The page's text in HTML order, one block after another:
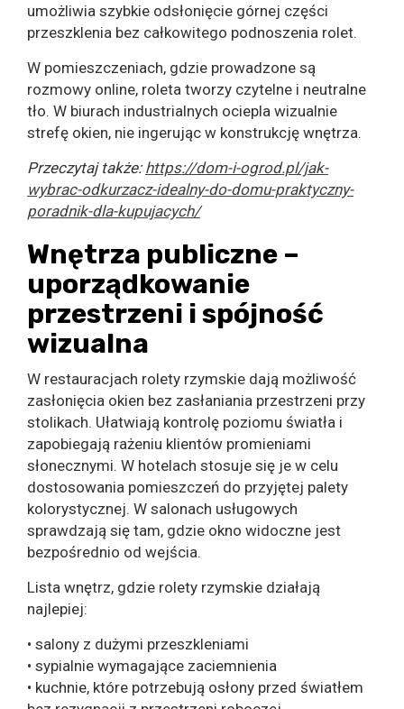
umożliwia szybkie odsłonięcie górnej części
przeszklenia bez całkowitego podnoszenia rolet.
W pomieszczeniach, gdzie prowadzone są
rozmowy online, roleta tworzy czytelne i neutralne
tło. W biurach industrialnych ociepla wizualnie
strefę okien, nie ingerując w konstrukcję wnętrza.
Przeczytaj także: https://dom-i-ogrod.pl/jak-
wybrac-odkurzacz-idealny-do-domu-praktyczny-
poradnik-dla-kupujacych/
Wnętrza publiczne –
uporządkowanie
przestrzeni i spójność
wizualna
W restauracjach rolety rzymskie dają możliwość
zasłonięcia okien bez zasłaniania przestrzeni przy
stolikach. Ułatwiają kontrolę poziomu światła i
zapobiegają rażeniu klientów promieniami
słonecznymi. W hotelach stosuje się je w celu
dostosowania pomieszczeń do przyjętej palety
kolorystycznej. W salonach usługowych
sprawdzają się tam, gdzie okno widoczne jest
bezpośrednio od wejścia.
Lista wnętrz, gdzie rolety rzymskie działają
najlepiej:
• salony z dużymi przeszkleniami
• sypialnie wymagające zaciemnienia
• kuchnie, które potrzebują osłony przed światłem